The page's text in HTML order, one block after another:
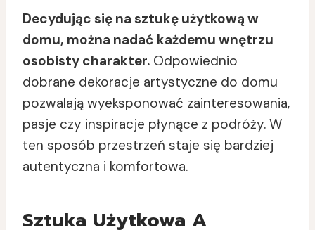
Decydując się na sztukę użytkową w
domu, można nadać każdemu wnętrzu
osobisty charakter. Odpowiednio
dobrane dekoracje artystyczne do domu
pozwalają wyeksponować zainteresowania,
pasje czy inspiracje płynące z podróży. W
ten sposób przestrzeń staje się bardziej
autentyczna i komfortowa.
Sztuka Użytkowa A